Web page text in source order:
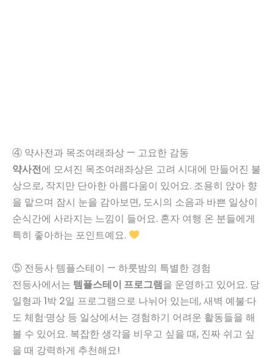
④ 약사전과 목조여래좌상 — 고요한 감동
약사전에 모셔진 목조여래좌상은 고려 시대에 만들어진 불
상으로, 작지만 단아한 아름다움이 있어요. 조용히 앉아 향
을 맡으며 잠시 눈을 감아보면, 도시의 소음과 바쁜 일상이
순식간에 사라지는 느낌이 들어요. 혼자 여행 온 분들에게
특히 좋아하는 포인트예요.
⑤ 전등사 템플스테이 — 하룻밤의 특별한 경험
전등사에서는 템플스테이 프로그램을 운영하고 있어요. 당
일형과 1박 2일 프로그램으로 나뉘어 있는데, 새벽 예불·다
도 체험·명상 등 일상에서는 경험하기 어려운 활동들을 해
볼 수 있어요. 복잡한 생각을 비우고 싶을 때, 진짜 쉬고 싶
을 때 강력하게 추천해요!